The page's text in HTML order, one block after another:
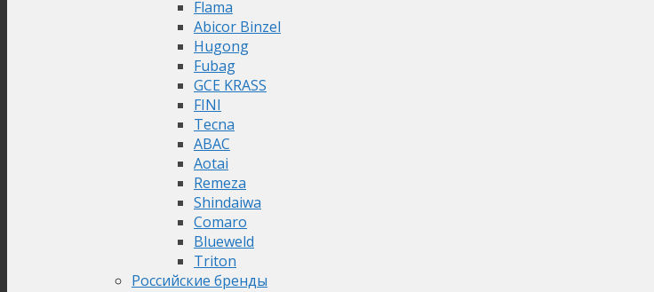
Flama
Abicor Binzel
Hugong
Fubag
GCE KRASS
FINI
Tecna
ABAC
Aotai
Remeza
Shindaiwa
Comaro
Blueweld
Triton
Российские бренды